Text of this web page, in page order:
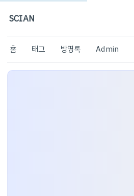
SCIAN
홈 태그 방명록 Admin